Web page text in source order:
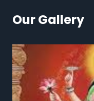
Our Gallery